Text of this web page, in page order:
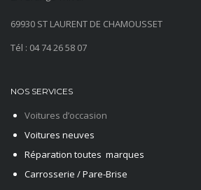
69930 ST LAURENT DE CHAMOUSSET
Tél : 04 74 26 58 07
NOS SERVICES
Voitures d’occasion
Voitures neuves
Réparation toutes marques
Carrosserie / Pare-Brise